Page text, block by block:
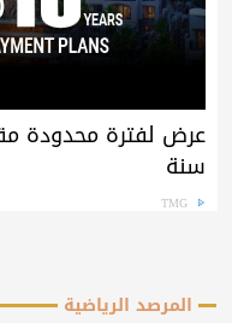
سنة
TMG
المرصد الرياضية